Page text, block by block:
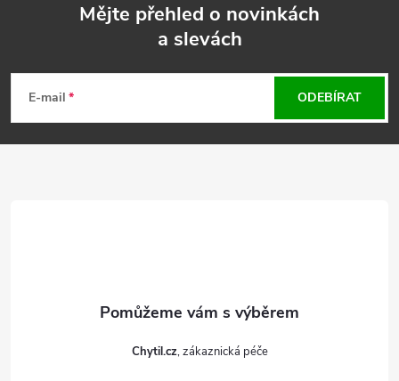
p
Mějte přehled o novinkách
a slevách
E-mail ODEBÍRAT
Chytil.cz